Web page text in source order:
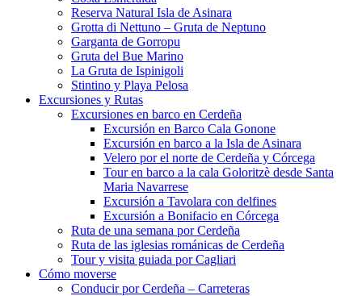
Reserva Natural Isla de Asinara
Grotta di Nettuno – Gruta de Neptuno
Garganta de Gorropu
Gruta del Bue Marino
La Gruta de Ispinigoli
Stintino y Playa Pelosa
Excursiones y Rutas
Excursiones en barco en Cerdeña
Excursión en Barco Cala Gonone
Excursión en barco a la Isla de Asinara
Velero por el norte de Cerdeña y Córcega
Tour en barco a la cala Goloritzè desde Santa
Maria Navarrese
Excursión a Tavolara con delfines
Excursión a Bonifacio en Córcega
Ruta de una semana por Cerdeña
Ruta de las iglesias románicas de Cerdeña
Tour y visita guiada por Cagliari
Cómo moverse
Conducir por Cerdeña – Carreteras